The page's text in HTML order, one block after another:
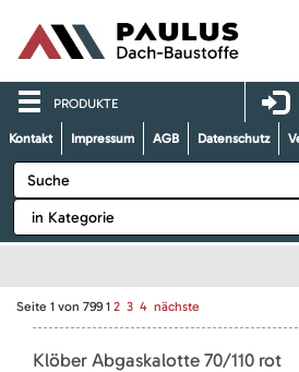
PRODUKTE
Kontakt Impressum AGB Datenschutz
Seite 1 von 799 1 2 3 4 nächste
Klöber Abgaskalotte 70/110 rot